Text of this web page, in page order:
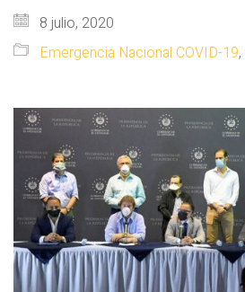
8 julio, 2020
Emergencia Nacional COVID-19,